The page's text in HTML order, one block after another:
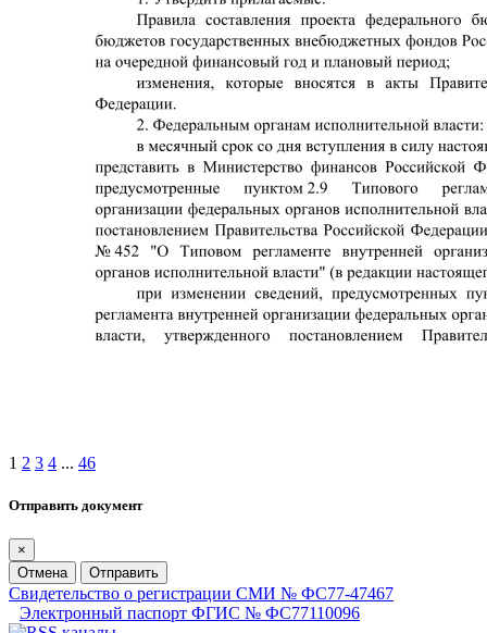
1 2 3 4 ... 46
Отправить документ
×
Отмена
Отправить
Свидетельство о регистрации СМИ № ФС77-47467
Электронный паспорт ФГИС № ФС77110096